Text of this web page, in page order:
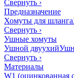
Свернуть ›
Предназначение
Хомуты для шланга
Свернуть ›
Ушные хомуты
Ушной двуухий
Свернуть ›
Материалы
W1 (оцинкованная